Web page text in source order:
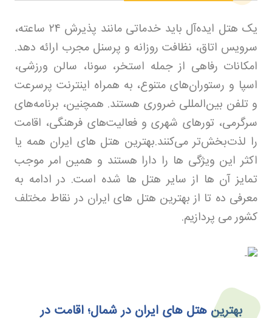
یک هتل ایده‌آل باید خدماتی مانند پذیرش ۲۴ ساعته،
سرویس اتاق، نظافت روزانه و پرسنل مجرب ارائه دهد.
امکانات رفاهی از جمله استخر، سونا، سالن ورزشی،
اسپا و رستوران‌های متنوع، به همراه اینترنت پرسرعت
و تلفن بین‌المللی ضروری هستند. همچنین، برنامه‌های
سرگرمی، تورهای شهری و فعالیت‌های فرهنگی، اقامت
را لذت‌بخش‌تر می‌کنند.بهترین هتل های ایران همه یا
اکثر این ویژگی ها را دارا هستند و همین امر موجب
تمایز آن ها از سایر هتل ها شده است. در ادامه به
معرفی ده تا از بهترین هتل های ایران در نقاط مختلف
کشور می پردازیم.
بهترین هتل های ایران در شمال؛ اقامت در